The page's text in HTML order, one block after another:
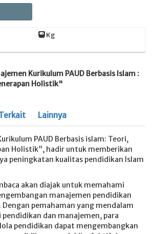
Kg
Kurikulum PAUD Berbasis Islam :
Holistik"
Lainnya
PAUD Berbasis islam: Teori,
Holistik”, hadir untuk memberikan
peningkatan kualitas pendidikan Islam
akan diajak untuk memahami
manajemen pendidikan
Dengan pemahaman yang mendalam
dan manajemen, para
pendidikan dapat mengembangkan